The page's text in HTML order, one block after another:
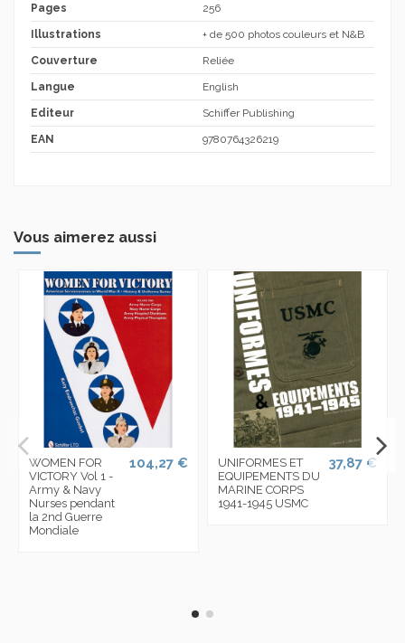
Pages 256
Illustrations + de 500 photos couleurs et N&B
Couverture Reliée
Langue English
Editeur Schiffer Publishing
EAN 9780764326219
Vous aimerez aussi
WOMEN FOR
VICTORY Vol 1 -
Army & Navy
Nurses pendant
la 2nd Guerre
Mondiale
104,27 €
UNIFORMES ET
EQUIPEMENTS DU
MARINE CORPS
1941-1945 USMC
37,87 €